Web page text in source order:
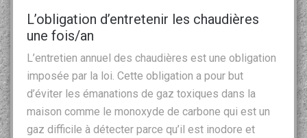
L’obligation d’entretenir les chaudières
une fois/an
L’entretien annuel des chaudières est une obligation
imposée par la loi. Cette obligation a pour but
d’éviter les émanations de gaz toxiques dans la
maison comme le monoxyde de carbone qui est un
gaz difficile à détecter parce qu’il est inodore et